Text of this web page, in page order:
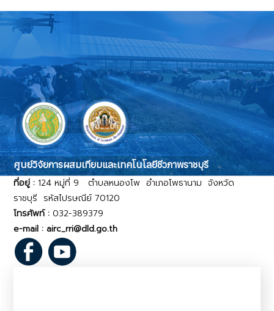
ศูนย์วิจัยการผสมเทียมและเทคโนโลยีชีวภาพราชบุรี
ที่อยู่ :124 หมู่ที่ 9 ตำบลหนองโพ อำเภอโพธานาม จังหวัด
ราชบุรี รหัสไปรษณีย์ 70120
โทรศัพท์ : 032-389379
e-mail : airc_rri@dld.go.th